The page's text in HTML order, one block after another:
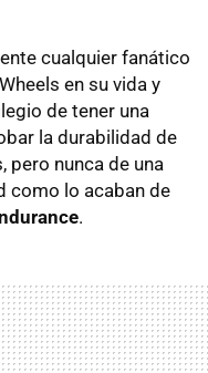
cualquier fanático
en su vida y
de tener una
la durabilidad de
pero nunca de una
como lo acaban de
.